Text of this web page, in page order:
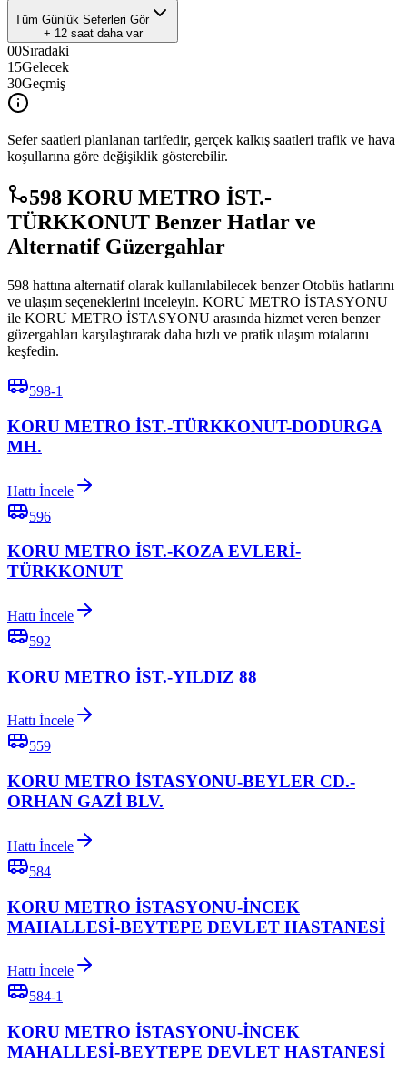
Tüm Günlük Seferleri Gör
+ 12saat daha var
00Sıradaki
15Gelecek
30Geçmiş
Sefer saatleri planlanan tarifedir, gerçek kalkış saatleri trafik ve hava
koşullarına göre değişiklik gösterebilir.
598 KORU METRO İST.-
TÜRKKONUT Benzer Hatlar ve
Alternatif Güzergahlar
598 hattına alternatif olarak kullanılabilecek benzer Otobüs hatlarını
ve ulaşım seçeneklerini inceleyin. KORU METRO İSTASYONU
ile KORU METRO İSTASYONU arasında hizmet veren benzer
güzergahları karşılaştırarak daha hızlı ve pratik ulaşım rotalarını
keşfedin.
598-1
KORU METRO İST.-TÜRKKONUT-DODURGA
MH.
Hattı İncele
596
KORU METRO İST.-KOZA EVLERİ-
TÜRKKONUT
Hattı İncele
592
KORU METRO İST.-YILDIZ 88
Hattı İncele
559
KORU METRO İSTASYONU-BEYLER CD.-
ORHAN GAZİ BLV.
Hattı İncele
584
KORU METRO İSTASYONU-İNCEK
MAHALLESİ-BEYTEPE DEVLET HASTANESİ
Hattı İncele
584-1
KORU METRO İSTASYONU-İNCEK
MAHALLESİ-BEYTEPE DEVLET HASTANESİ